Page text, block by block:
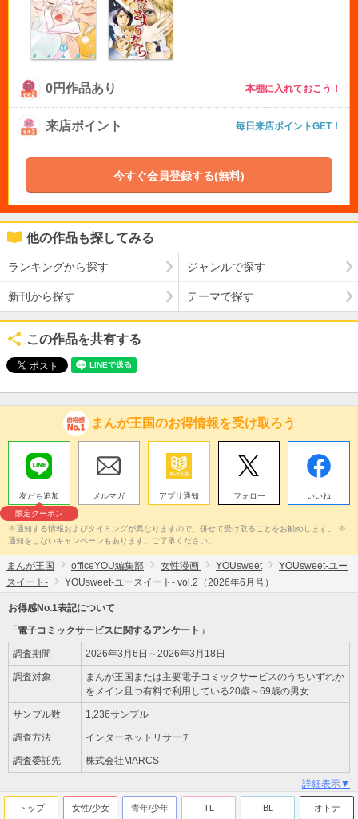
0円作品あり 本棚に入れておこう！
来店ポイント 毎日来店ポイントGET！
今すぐ会員登録する(無料)
他の作品も探してみる
ランキングから探す ジャンルで探す
新刊から探す テーマで探す
この作品を共有する
まんが王国のお得情報を受け取ろう
友だち追加
限定クーポン
メルマガ アプリ通知 フォロー いいね
※通知する情報およびタイミングが異なりますので、併せて受け取ることをお勧めします。 ※
通知をしないキャンペーンもあります。ご了承ください。
まんが王国 officeYOU編集部 女性漫画 YOUsweet
YOUsweet-ユー
スイート-
YOUsweet-ユースイート- vol.2（2026年6月号）
お得感No.1表記について
「電子コミックサービスに関するアンケート」
調査期間 2026年3月6日～2026年3月18日
調査対象
まんが王国または主要電子コミックサービスのうちいずれか
をメイン且つ有料で利用している20歳～69歳の男女
サンプル数 1,236サンプル
調査方法 インターネットリサーチ
調査委託先 株式会社MARCS
詳細表示▼
トップ 女性/少女 青年/少年 TL BL オトナ